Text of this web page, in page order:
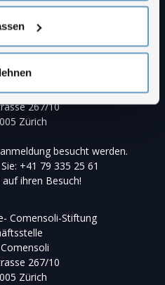
267/10
Zürich
besucht werden.
+41 79 335 25 61
ihren Besuch!
Comensoli-Stiftung
267/10
Zürich